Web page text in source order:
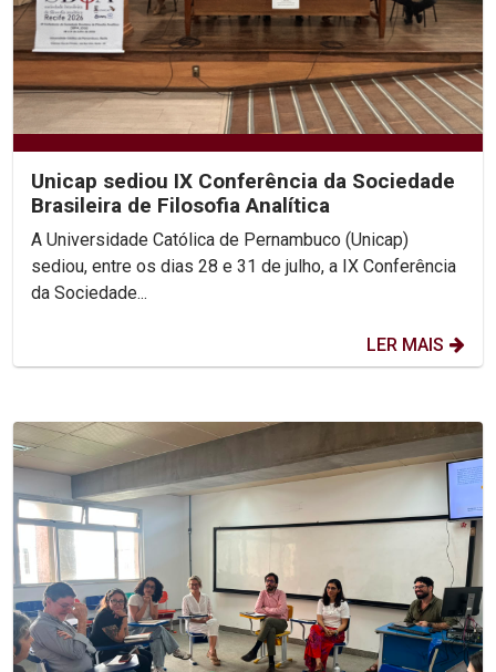
Unicap sediou IX Conferência da Sociedade
Brasileira de Filosofia Analítica
A Universidade Católica de Pernambuco (Unicap)
sediou, entre os dias 28 e 31 de julho, a IX Conferência
da Sociedade...
LER MAIS